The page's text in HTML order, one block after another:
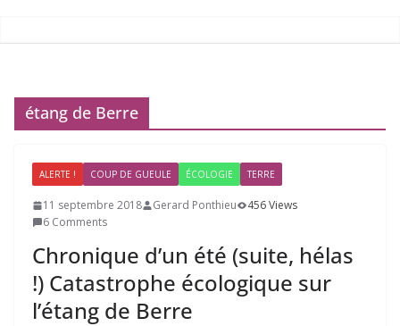
étang de Berre
ALERTE ! COUP DE GUEULE ÉCOLOGIE TERRE
11 septembre 2018 Gerard Ponthieu
456 Views
6 Comments
Chronique d’un été (suite, hélas
!) Catastrophe écologique sur
l’étang de Berre